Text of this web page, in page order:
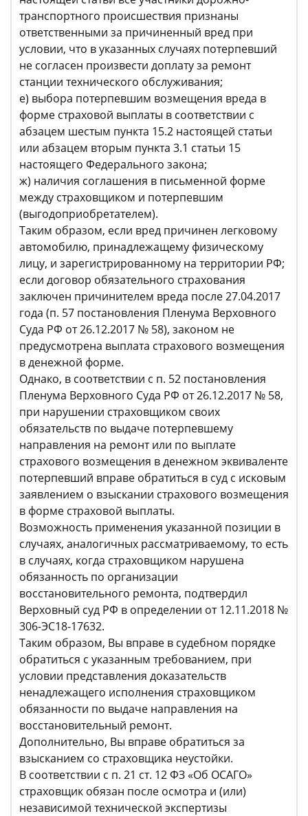
транспортного происшествия признаны
ответственными за причиненный вред при
условии, что в указанных случаях потерпевший
не согласен произвести доплату за ремонт
станции технического обслуживания;
е) выбора потерпевшим возмещения вреда в
форме страховой выплаты в соответствии с
абзацем шестым пункта 15.2 настоящей статьи
или абзацем вторым пункта 3.1 статьи 15
настоящего Федерального закона;
ж) наличия соглашения в письменной форме
между страховщиком и потерпевшим
(выгодоприобретателем).
Таким образом, если вред причинен легковому
автомобилю, принадлежащему физическому
лицу, и зарегистрированному на территории РФ;
если договор обязательного страхования
заключен причинителем вреда после 27.04.2017
года (п. 57 постановления Пленума Верховного
Суда РФ от 26.12.2017 № 58), законом не
предусмотрена выплата страхового возмещения
в денежной форме.
Однако, в соответствии с п. 52 постановления
Пленума Верховного Суда РФ от 26.12.2017 № 58,
при нарушении страховщиком своих
обязательств по выдаче потерпевшему
направления на ремонт или по выплате
страхового возмещения в денежном эквиваленте
потерпевший вправе обратиться в суд с исковым
заявлением о взыскании страхового возмещения
в форме страховой выплаты.
Возможность применения указанной позиции в
случаях, аналогичных рассматриваемому, то есть
в случаях, когда страховщиком нарушена
обязанность по организации
восстановительного ремонта, подтвердил
Верховный суд РФ в определении от 12.11.2018 №
306-ЭС18-17632.
Таким образом, Вы вправе в судебном порядке
обратиться с указанным требованием, при
условии представления доказательств
ненадлежащего исполнения страховщиком
обязанности по выдаче направления на
восстановительный ремонт.
Дополнительно, Вы вправе обратиться за
взысканием со страховщика неустойки.
В соответствии с п. 21 ст. 12 ФЗ «Об ОСАГО»
страховщик обязан после осмотра и (или)
независимой технической экспертизы